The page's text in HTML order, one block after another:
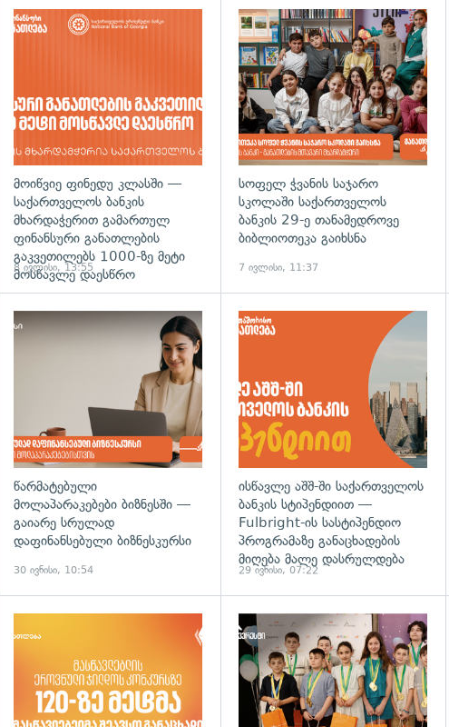
მოიწვიე ფინედუ კლასში —
საქართველოს ბანკის
მხარდაჭერით გამართულ
ფინანსური განათლების
გაკვეთილებს 1000-ზე მეტი
მოსწავლე დაესწრო
8 ივლისი, 13:55
სოფელ ჭვანის საჯარო
სკოლაში საქართველოს
ბანკის 29-ე თანამედროვე
ბიბლიოთეკა გაიხსნა
7 ივლისი, 11:37
წარმატებული
მოლაპარაკებები ბიზნესში —
გაიარე სრულად
დაფინანსებული ბიზნესკურსი
30 ივნისი, 10:54
ისწავლე აშშ-ში საქართველოს
ბანკის სტიპენდიით —
Fulbright-ის სასტიპენდიო
პროგრამაზე განაცხადების
მიღება მალე დასრულდება
29 ივნისი, 07:22